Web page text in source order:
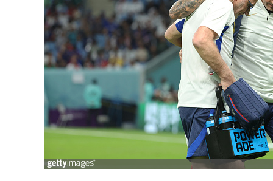
Таблицы
Таблицы групп Чемпионата Мира
Украина. Премьер-Лига
Украина. Первая Лига
Лига Чемпионов. Таблицы групп
Англия. Премьер-Лига
Испания. Ла Лига
Все таблицы >>>
Рейтинги
Рейтинг стран УЕФА
Рейтинг клубов УЕФА
Рейтинг ФИФА
ТВ программа